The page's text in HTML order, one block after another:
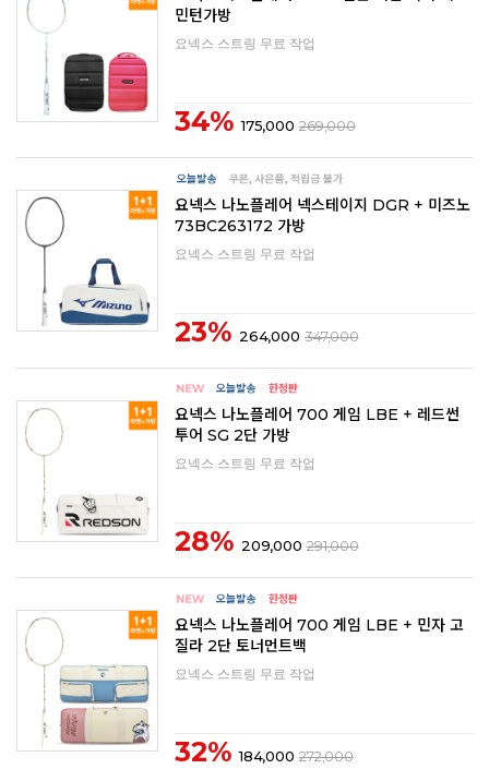
민턴가방
요넥스 스트링 무료 작업
34% 175,000 269,000
요넥스 나노플레어 넥스테이지 DGR + 미즈노
73BC263172 가방
요넥스 스트링 무료 작업
23% 264,000 347,000
요넥스 나노플레어 700 게임 LBE + 레드썬
투어 SG 2단 가방
요넥스 스트링 무료 작업
28% 209,000 291,000
요넥스 나노플레어 700 게임 LBE + 민자 고
질라 2단 토너먼트백
요넥스 스트링 무료 작업
32% 184,000 272,000